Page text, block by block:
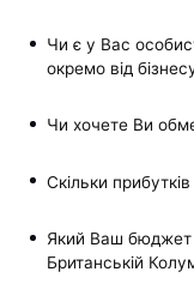
Чи є у Вас
окремо від
Чи хочете Ви
Скільки
Який Ваш бюджет
Британській